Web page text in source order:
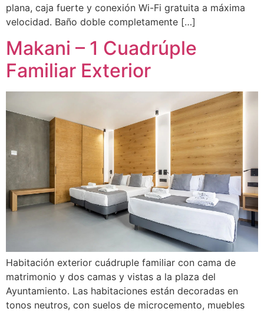
plana, caja fuerte y conexión Wi-Fi gratuita a máxima
velocidad. Baño doble completamente […]
Makani – 1 Cuadrúple
Familiar Exterior
Habitación exterior cuádruple familiar con cama de
matrimonio y dos camas y vistas a la plaza del
Ayuntamiento. Las habitaciones están decoradas en
tonos neutros, con suelos de microcemento, muebles